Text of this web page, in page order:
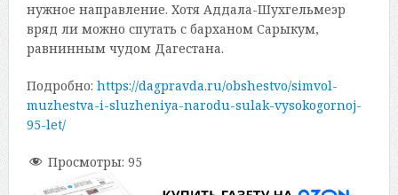
нужное направление. Хотя Аддала-Шухгельмеэр
вряд ли можно спутать с барханом Сарыкум,
равнинным чудом Дагестана.
Подробно: https://dagpravda.ru/obshestvo/simvol-
muzhestva-i-sluzheniya-narodu-sulak-vysokogornoj-
95-let/
Просмотры: 95